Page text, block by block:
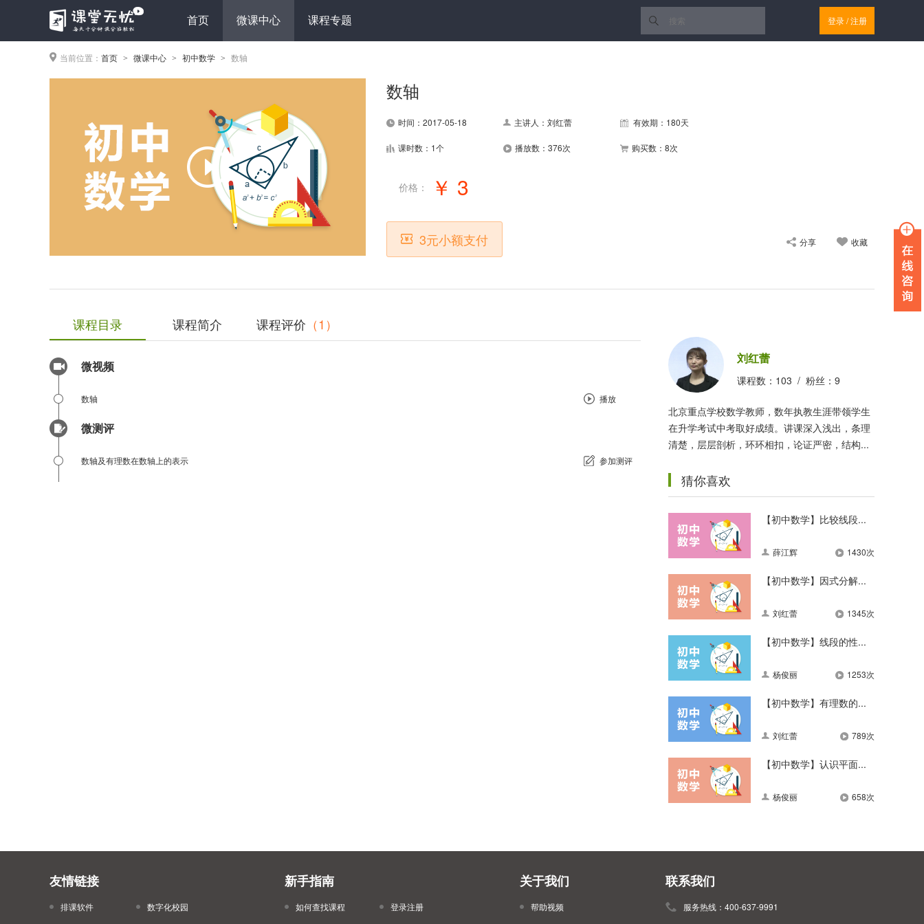
首页 微课中心 课程专题 登录/注册
当前位置： 首页 > 微课中心 > 初中数学 > 数轴
数轴
时间：2017-05-18 主讲人：刘红蕾 有效期：180天
课时数：1个 播放数：376次 购买数：8次
价格： ￥ 3
3元小额支付 收藏
分享
课程目录 课程简介 课程评价 （1）
微视频
数轴 播放
微测评
数轴及有理数在数轴上的表示 参加测评
刘红蕾
课程数： 103 / 粉丝： 9
北京重点学校数学教师，数年执教生涯带领学生
在升学考试中考取好成绩。讲课深入浅出，条理
清楚，层层剖析，环环相扣，论证严密，结构...
猜你喜欢
【初中数学】比较线段...
薛江辉 1430次
【初中数学】因式分解...
刘红蕾 1345次
【初中数学】线段的性...
杨俊丽 1253次
【初中数学】有理数的...
刘红蕾 789次
【初中数学】认识平面...
杨俊丽 658次
友情链接
排课软件
数字化校园
新手指南
如何查找课程
登录注册
关于我们
帮助视频
联系我们
服务热线：400-637-9991